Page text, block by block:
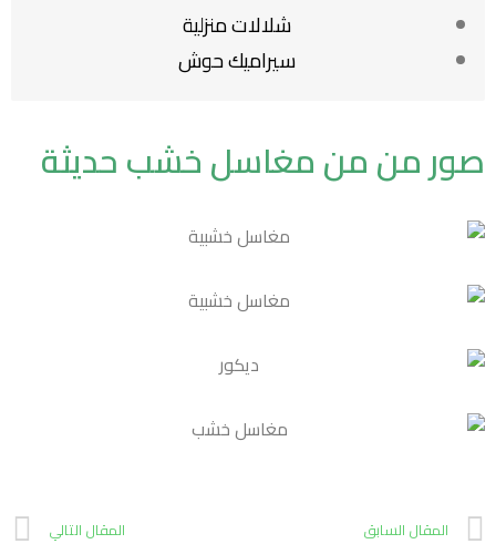
شلالات منزلية
سيراميك حوش
صور من من مغاسل خشب حديثة
المقال السابق المقال التالي